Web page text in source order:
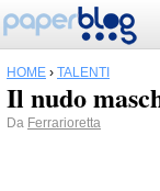
HOME › TALENTI
Il nudo
Da Ferrarioretta